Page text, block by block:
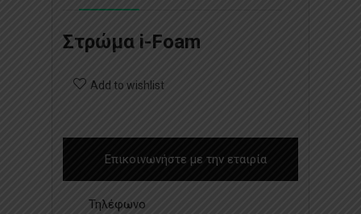
Στρώμα i-Foam
Add to wishlist
Επικοινωνήστε με την εταιρία
Τηλέφωνο